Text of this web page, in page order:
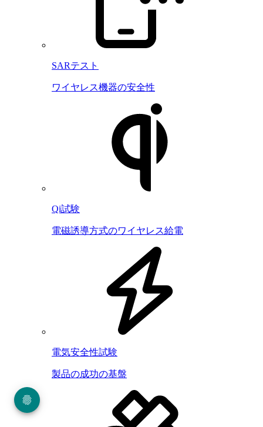
SARテスト
ワイヤレス機器の安全性
Qi試験
電磁誘導方式のワイヤレス給電
電気安全性試験
製品の成功の基盤